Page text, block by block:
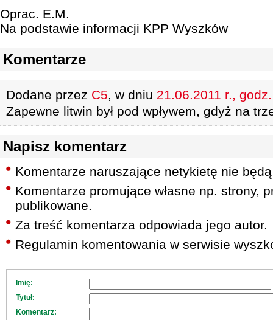
Oprac. E.M.
Na podstawie informacji KPP Wyszków
Komentarze
Dodane przez C5, w dniu 21.06.2011 r.,
Zapewne litwin był pod wpływem, gdyż na
Napisz komentarz
Komentarze naruszające netykietę nie
Komentarze promujące własne np. strony,
publikowane.
Za treść komentarza odpowiada jego autor.
Regulamin komentowania w serwisie
Imię:
Tytuł:
Komentarz: